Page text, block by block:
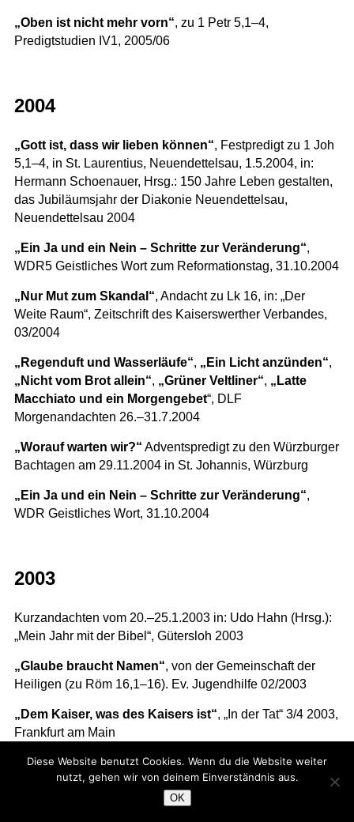
„Oben ist nicht mehr vorn“, zu 1 Petr 5,1–4,
Predigtstudien IV1, 2005/06
2004
„Gott ist, dass wir lieben können“, Festpredigt zu 1 Joh
5,1–4, in St. Laurentius, Neuendettelsau, 1.5.2004, in:
Hermann Schoenauer, Hrsg.: 150 Jahre Leben gestalten,
das Jubiläumsjahr der Diakonie Neuendettelsau,
Neuendettelsau 2004
„Ein Ja und ein Nein – Schritte zur Veränderung“,
WDR5 Geistliches Wort zum Reformationstag, 31.10.2004
„Nur Mut zum Skandal“, Andacht zu Lk 16, in: „Der
Weite Raum“, Zeitschrift des Kaiserswerther Verbandes,
03/2004
„Regenduft und Wasserläufe“, „Ein Licht anzünden“,
„Nicht vom Brot allein“, „Grüner Veltliner“, „Latte
Macchiato und ein Morgengebet“, DLF
Morgenandachten 26.–31.7.2004
„Worauf warten wir?“ Adventspredigt zu den Würzburger
Bachtagen am 29.11.2004 in St. Johannis, Würzburg
„Ein Ja und ein Nein – Schritte zur Veränderung“,
WDR Geistliches Wort, 31.10.2004
2003
Kurzandachten vom 20.–25.1.2003 in: Udo Hahn (Hrsg.):
„Mein Jahr mit der Bibel“, Gütersloh 2003
„Glaube braucht Namen“, von der Gemeinschaft der
Heiligen (zu Röm 16,1–16). Ev. Jugendhilfe 02/2003
„Dem Kaiser, was des Kaisers ist“, „In der Tat“ 3/4 2003,
Frankfurt am Main
„Anders mit dem Leben umgehen“, Andacht zu Lk
10,25–37 in „Der Weg“/„Unsere Kirche“ September 2003
„Den Text des Lebens schreiben“
Diese Website benutzt Cookies. Wenn du die Website weiter
nutzt, gehen wir von deinem Einverständnis aus.
OK